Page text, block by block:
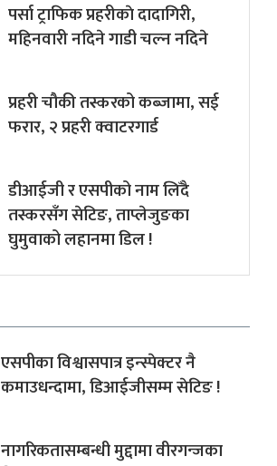
पर्सा ट्राफिक प्रहरीकाे दादागिरी,
महिनवारी नदिने गाडी चल्न नदिने
प्रहरी चौकी तस्करको कब्जामा, सई
फरार, २ प्रहरी क्वाटरगार्ड
डीआईजी र एसपीको नाम लिँदै
तस्करसँग सेटिङ, ताप्लेजुङका
घुमुवाको लहानमा डिल !
एसपीका विश्वासपात्र इन्स्पेक्टर नै
कमाउधन्दामा, डिआईजीसम्म सेटिङ !
नागरिकतासम्बन्धी मुद्दामा वीरगन्जका